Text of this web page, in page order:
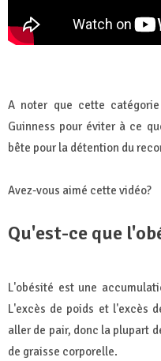
A noter que cette
Guinness pour éviter à ce
bête pour la détention du
Avez-vous aimé cette vidéo?
Qu'est-ce que
L'obésité est une
L'excès de poids et l'excès
aller de pair, donc la plupart
de graisse corporelle.